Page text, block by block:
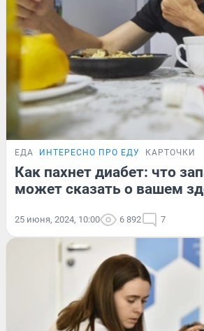
ЕДА ИНТЕРЕСНО ПРО ЕДУ КАРТОЧКИ
Как пахнет диабет: что
может сказать о вашем
25 июня, 2024, 10:00 6 892 7